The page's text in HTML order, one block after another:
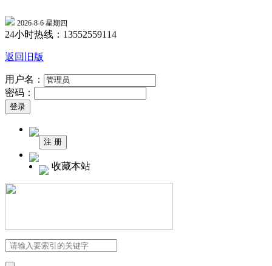
2026-8-6 星期四
24小时热线：13552559114
返回旧版
用户名：
密码：
收藏本站